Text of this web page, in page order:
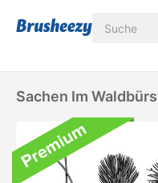
Sachen Im